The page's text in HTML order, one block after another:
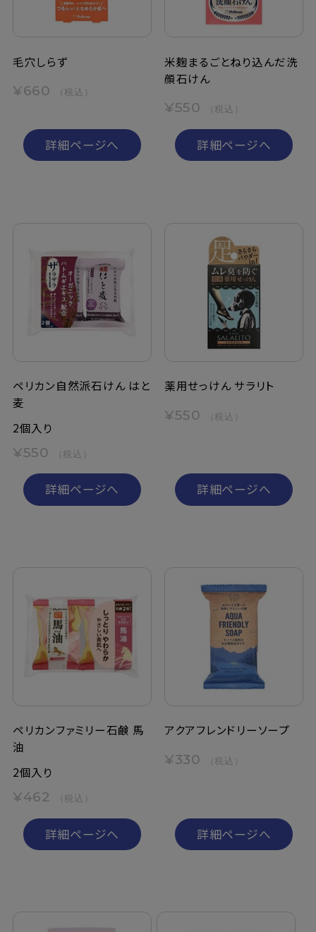
毛穴しらず
¥660 （税込）
詳細ページへ
米麹まるごとねり込んだ洗
顔石けん
¥550 （税込）
詳細ページへ
ペリカン自然派石けん はと
麦
2個入り
¥550 （税込）
詳細ページへ
薬用せっけん サラリト
¥550 （税込）
詳細ページへ
ペリカンファミリー石鹸 馬
油
2個入り
¥462 （税込）
詳細ページへ
アクアフレンドリーソープ
¥330 （税込）
詳細ページへ